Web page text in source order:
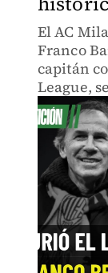
El AC
Franco
capitán
League,